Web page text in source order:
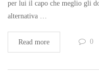
per lui il capo che meglio gli
alternativa …
Read more 0